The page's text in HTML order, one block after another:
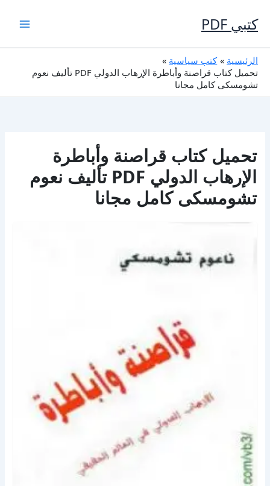
إلى
المحتوى
كتبي PDF
الرئيسية
كتب سياسية
تحميل كتاب قراصنة وأباطرة الإرهاب الدولي PDF تأليف نعوم
تشومسكى كامل مجانا
تحميل كتاب قراصنة وأباطرة
الإرهاب الدولي PDF تأليف نعوم
تشومسكى كامل مجانا